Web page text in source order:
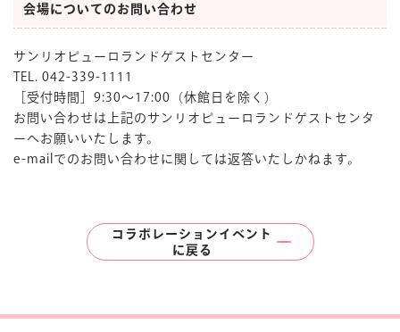
会場についてのお問い合わせ
サンリオピューロランドゲストセンター
TEL. 042-339-1111
［受付時間］9:30〜17:00（休館日を除く）
お問い合わせは上記のサンリオピューロランドゲストセンタ
ーへお願いいたします。
e-mailでのお問い合わせに関しては返答いたしかねます。
コラボレーションイベント
に戻る